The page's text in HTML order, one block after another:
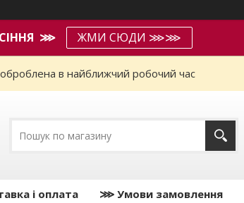
⋙ ЖМИ СЮДИ ⋙⋙
в найближчий робочий час
і оплата ⋙ Умови замовлення